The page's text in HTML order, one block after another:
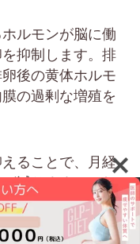
ルモンが脳に働
抑制します。排
後の黄体ホルモ
の過剰な増殖を
ることで、月経
減ります。これ
の分泌量も減少
みが軽減されま